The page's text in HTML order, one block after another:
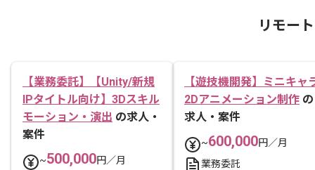
リモー
【業務委託】【Unity/新規
IPタイトル向け】3Dスキル
モーション・演出 の求人・
案件
~500,000円／月
【遊技機開発】ミニキャ
2Dアニメーション制作 の
求人・案件
~600,000円／月
業務委託